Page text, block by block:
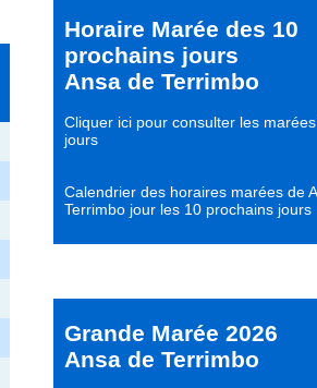
Horaire Marée des 10
prochains jours
Ansa de Terrimbo
Cliquer ici pour consulter les
jours
Calendrier des horaires marées de
Terrimbo jour les 10 prochains jours
Grande Marée 2026
Ansa de Terrimbo